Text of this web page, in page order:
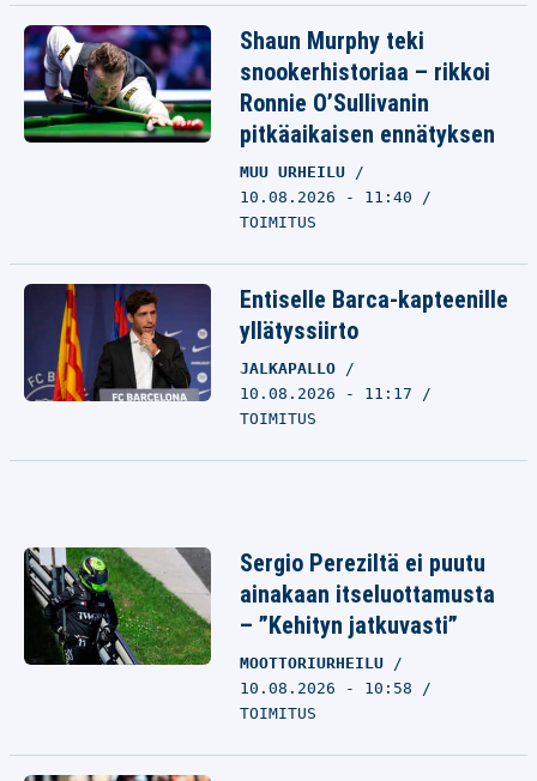
Shaun Murphy teki
snookerhistoriaa – rikkoi
Ronnie O’Sullivanin
pitkäaikaisen ennätyksen
MUU URHEILU
10.08.2026 - 11:40
TOIMITUS
Entiselle Barca-kapteenille
yllätyssiirto
JALKAPALLO
10.08.2026 - 11:17
TOIMITUS
Sergio Pereziltä ei puutu
ainakaan itseluottamusta
– ”Kehityn jatkuvasti”
MOOTTORIURHEILU
10.08.2026 - 10:58
TOIMITUS